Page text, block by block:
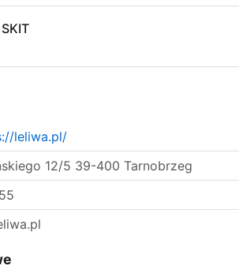
leliwa.pl/
12/5 39-400 Tarnobrzeg